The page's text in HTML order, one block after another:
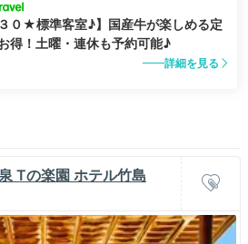
３０★標準客室♪】国産牛が楽しめる定
得！土曜・連休も予約可能♪
詳細を見る
Tの楽園 ホテル竹島